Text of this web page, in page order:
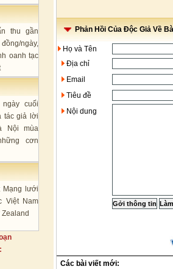
thu gần
ngày,
oanh tạc
ngày cuối
tác giả lời
Nội mùa
cơn
Mạng lưới
Việt Nam
Phản Hồi Của Độc Giả Về
Họ và Tên
Địa chỉ
Email
Tiêu đề
Nội dung
Các bài viết mới: